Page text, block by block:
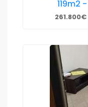
119m2
261.800€